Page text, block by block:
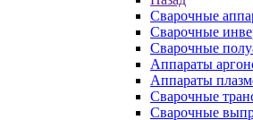
Сварочные
Сварочные
Сварочные
Аппараты
Аппараты
Сварочные
Сварочные